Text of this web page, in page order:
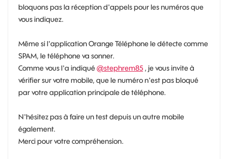
bloquons pas la réception d'appels pour les numéros que
vous indiquez.
Même si l'application Orange Téléphone le détecte comme
SPAM, le téléphone va sonner.
Comme vous l'a indiqué@stephrem85 , je vous invite à
vérifier sur votre mobile, que le numéro n'est pas bloqué
par votre application principale de téléphone.
N'hésitez pas à faire un test depuis un autre mobile
également.
Merci pour votre compréhension.